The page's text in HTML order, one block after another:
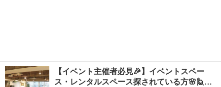
【イベント主催者必見🎉】イベントスペー
ス・レンタルスペース探されている方🌸🙋‍…